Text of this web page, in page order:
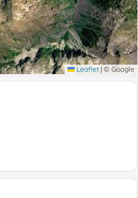
Leaflet | © Google